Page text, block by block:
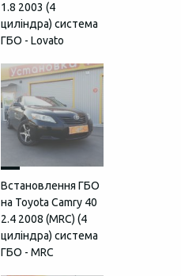
1.8 2003 (4
циліндра) система
ГБО - Lovato
Встановлення ГБО
на Toyota Camry 40
2.4 2008 (MRC) (4
циліндра) система
ГБО - MRC